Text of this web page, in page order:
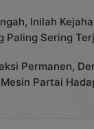
Inilah
Paling Sering
Permanen,
Partai